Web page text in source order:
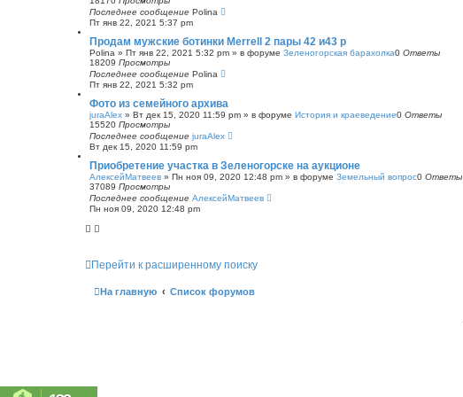
Последнее сообщение Polina
Пт янв 22, 2021 5:37 pm
Продам мужские ботинки Merrell 2 пары 42 и43 р
Polina » Пт янв 22, 2021 5:32 pm » в форуме Зеленогорская барахолка0 Ответы
18209 Просмотры
Последнее сообщение Polina
Пт янв 22, 2021 5:32 pm
Фото из семейного архива
juraAlex » Вт дек 15, 2020 11:59 pm » в форуме История и краеведение0 Ответы
15520 Просмотры
Последнее сообщение juraAlex
Вт дек 15, 2020 11:59 pm
Приобретение участка в Зеленогорске на аукционе
АлексейМатвеев » Пн ноя 09, 2020 12:48 pm » в форуме Земельный вопрос0 Ответы
37089 Просмотры
Последнее сообщение АлексейМатвеев
Пн ноя 09, 2020 12:48 pm
Перейти к расширенному поиску
На главную Список форумов